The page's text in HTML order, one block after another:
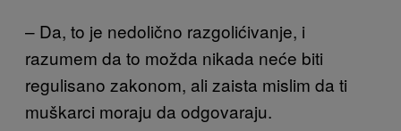
– Da, to je nedolično razgolićivanje, i
razumem da to možda nikada neće biti
regulisano zakonom, ali zaista mislim da ti
muškarci moraju da odgovaraju.